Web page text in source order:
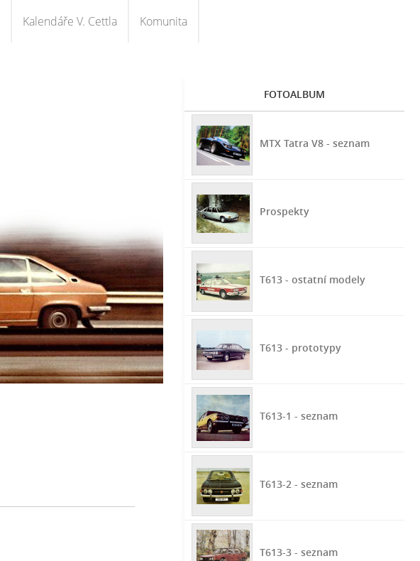
Kalendáře V. Cettla Komunita
FOTOALBUM
MTX Tatra V8 - seznam
Prospekty
T613 - ostatní modely
T613 - prototypy
T613-1 - seznam
T613-2 - seznam
T613-3 - seznam